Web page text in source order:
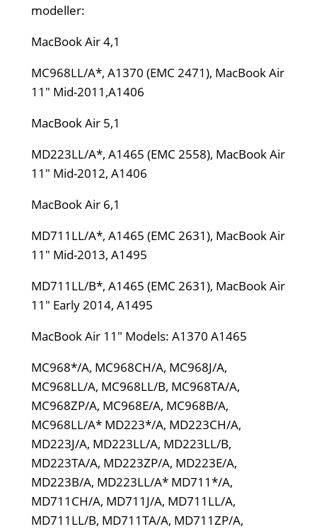
modeller:
MacBook Air 4,1
MC968LL/A*, A1370 (EMC 2471), MacBook Air
11" Mid-2011,A1406
MacBook Air 5,1
MD223LL/A*, A1465 (EMC 2558), MacBook Air
11" Mid-2012, A1406
MacBook Air 6,1
MD711LL/A*, A1465 (EMC 2631), MacBook Air
11" Mid-2013, A1495
MD711LL/B*, A1465 (EMC 2631), MacBook Air
11" Early 2014, A1495
MacBook Air 11" Models: A1370 A1465
MC968*/A, MC968CH/A, MC968J/A,
MC968LL/A, MC968LL/B, MC968TA/A,
MC968ZP/A, MC968E/A, MC968B/A,
MC968LL/A* MD223*/A, MD223CH/A,
MD223J/A, MD223LL/A, MD223LL/B,
MD223TA/A, MD223ZP/A, MD223E/A,
MD223B/A, MD223LL/A* MD711*/A,
MD711CH/A, MD711J/A, MD711LL/A,
MD711LL/B, MD711TA/A, MD711ZP/A,